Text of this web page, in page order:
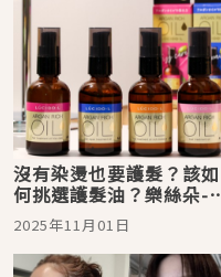
沒有染燙也要護髮？該如
何挑選護髮油？樂絲朵-L
教你用摩洛哥護髮精華油
打造輕盈天使光圈
2025年11月01日